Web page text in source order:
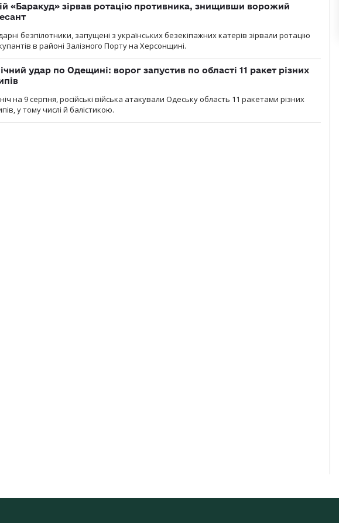
«Баракуд» зірвав ротацію противника, знищивши ворожий
безпілотники, запущені з українських безекіпажних катерів зірвали ротацію
в районі Залізного Порту на Херсонщині.
удар по Одещині: ворог запустив по області 11 ракет різних
на 9 серпня, російські війська атакували Одеську область 11 ракетами різних
у тому числі й балістикою.